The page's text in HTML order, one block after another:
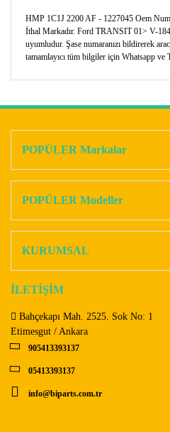
HMP 1C1J 2200 AF - 1227045 Oem
İthal Markadır. Ford TRANSIT 01> V-
uyumludur. Şase numaranızı bildirerek
tamamlayıcı tüm bilgiler için Whatsapp
Ürün açıklamasında eksik bilgiler
Bu ürüne benzer farklı alternatifler
POPÜLER Markalar
POPÜLER Modeller
KURUMSAL
İLETİŞİM
Bahçekapı Mah. 2525. Sok No: 1
Etimesgut / Ankara
905413393137
05413393137
info@biparts.com.tr